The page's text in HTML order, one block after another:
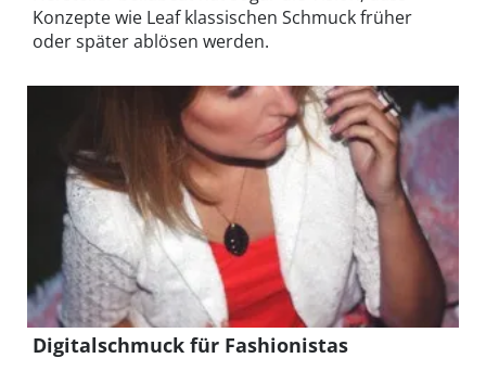
Konzepte wie Leaf klassischen Schmuck früher
oder später ablösen werden.
Digitalschmuck für Fashionistas